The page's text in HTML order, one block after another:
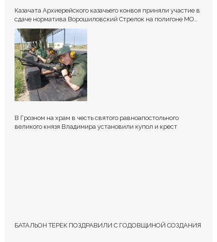
Казачата Архиерейского казачьего конвоя приняли участие в
сдаче норматива Ворошиловский Стрелок на полигоне МО
РФ
В Грозном на храм в честь святого равноапостольного
великого князя Владимира установили купол и крест
БАТАЛЬОН ТЕРЕК ПОЗДРАВИЛИ С ГОДОВЩИНОЙ СОЗДАНИЯ